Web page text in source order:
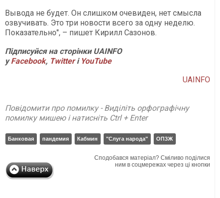
Вывода не будет. Он слишком очевиден, нет смысла
озвучивать. Это три новости всего за одну неделю.
Показательно", – пишет Кирилл Сазонов.
Підписуйся на сторінки UAINFO
уFacebook, Twitterі YouTube
UAINFO
Повідомити про помилку - Виділіть орфографічну
помилку мишею і натисніть Ctrl + Enter
Банковая пандемия Кабмин "Слуга народа" ОПЗЖ
Сподобався матеріал? Сміливо поділися
ним в соцмережах через ці кнопки